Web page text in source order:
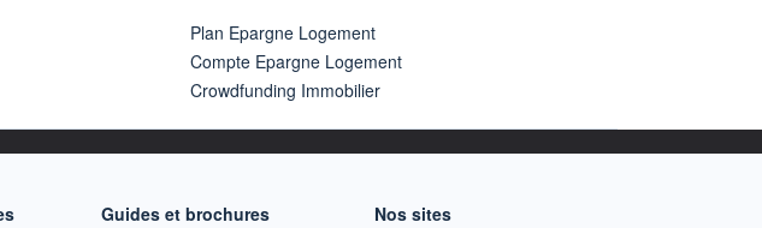
Plan Epargne Logement
Compte Epargne Logement
Crowdfunding Immobilier
Guides et brochures Nos sites